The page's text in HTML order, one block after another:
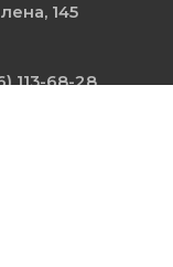
145
113-68-28